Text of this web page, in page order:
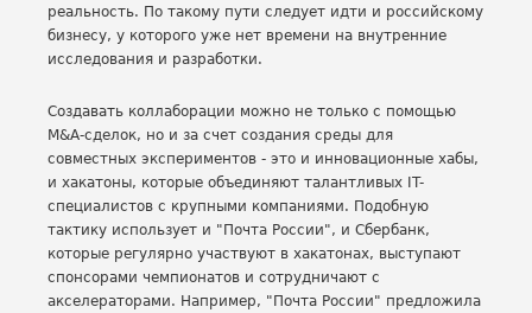
реальность. По такому пути следует идти и российскому
бизнесу, у которого уже нет времени на внутренние
исследования и разработки.
Создавать коллаборации можно не только с помощью
M&A-сделок, но и за счет создания среды для
совместных экспериментов - это и инновационные хабы,
и хакатоны, которые объединяют талантливых IT-
специалистов с крупными компаниями. Подобную
тактику использует и "Почта России", и Сбербанк,
которые регулярно участвуют в хакатонах, выступают
спонсорами чемпионатов и сотрудничают с
акселераторами. Например, "Почта России" предложила